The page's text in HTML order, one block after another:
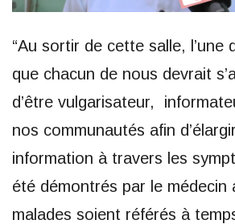
“Au sortir de cette salle, l’une
que chacun de nous devrait
d’être vulgarisateur,
nos communautés afin
information à travers les
été démontrés par le médecin
malades soient référés à